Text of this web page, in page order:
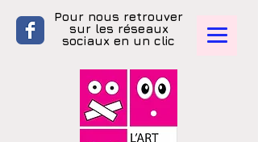
Pour nous retrouver
sur les réseaux
sociaux en un clic